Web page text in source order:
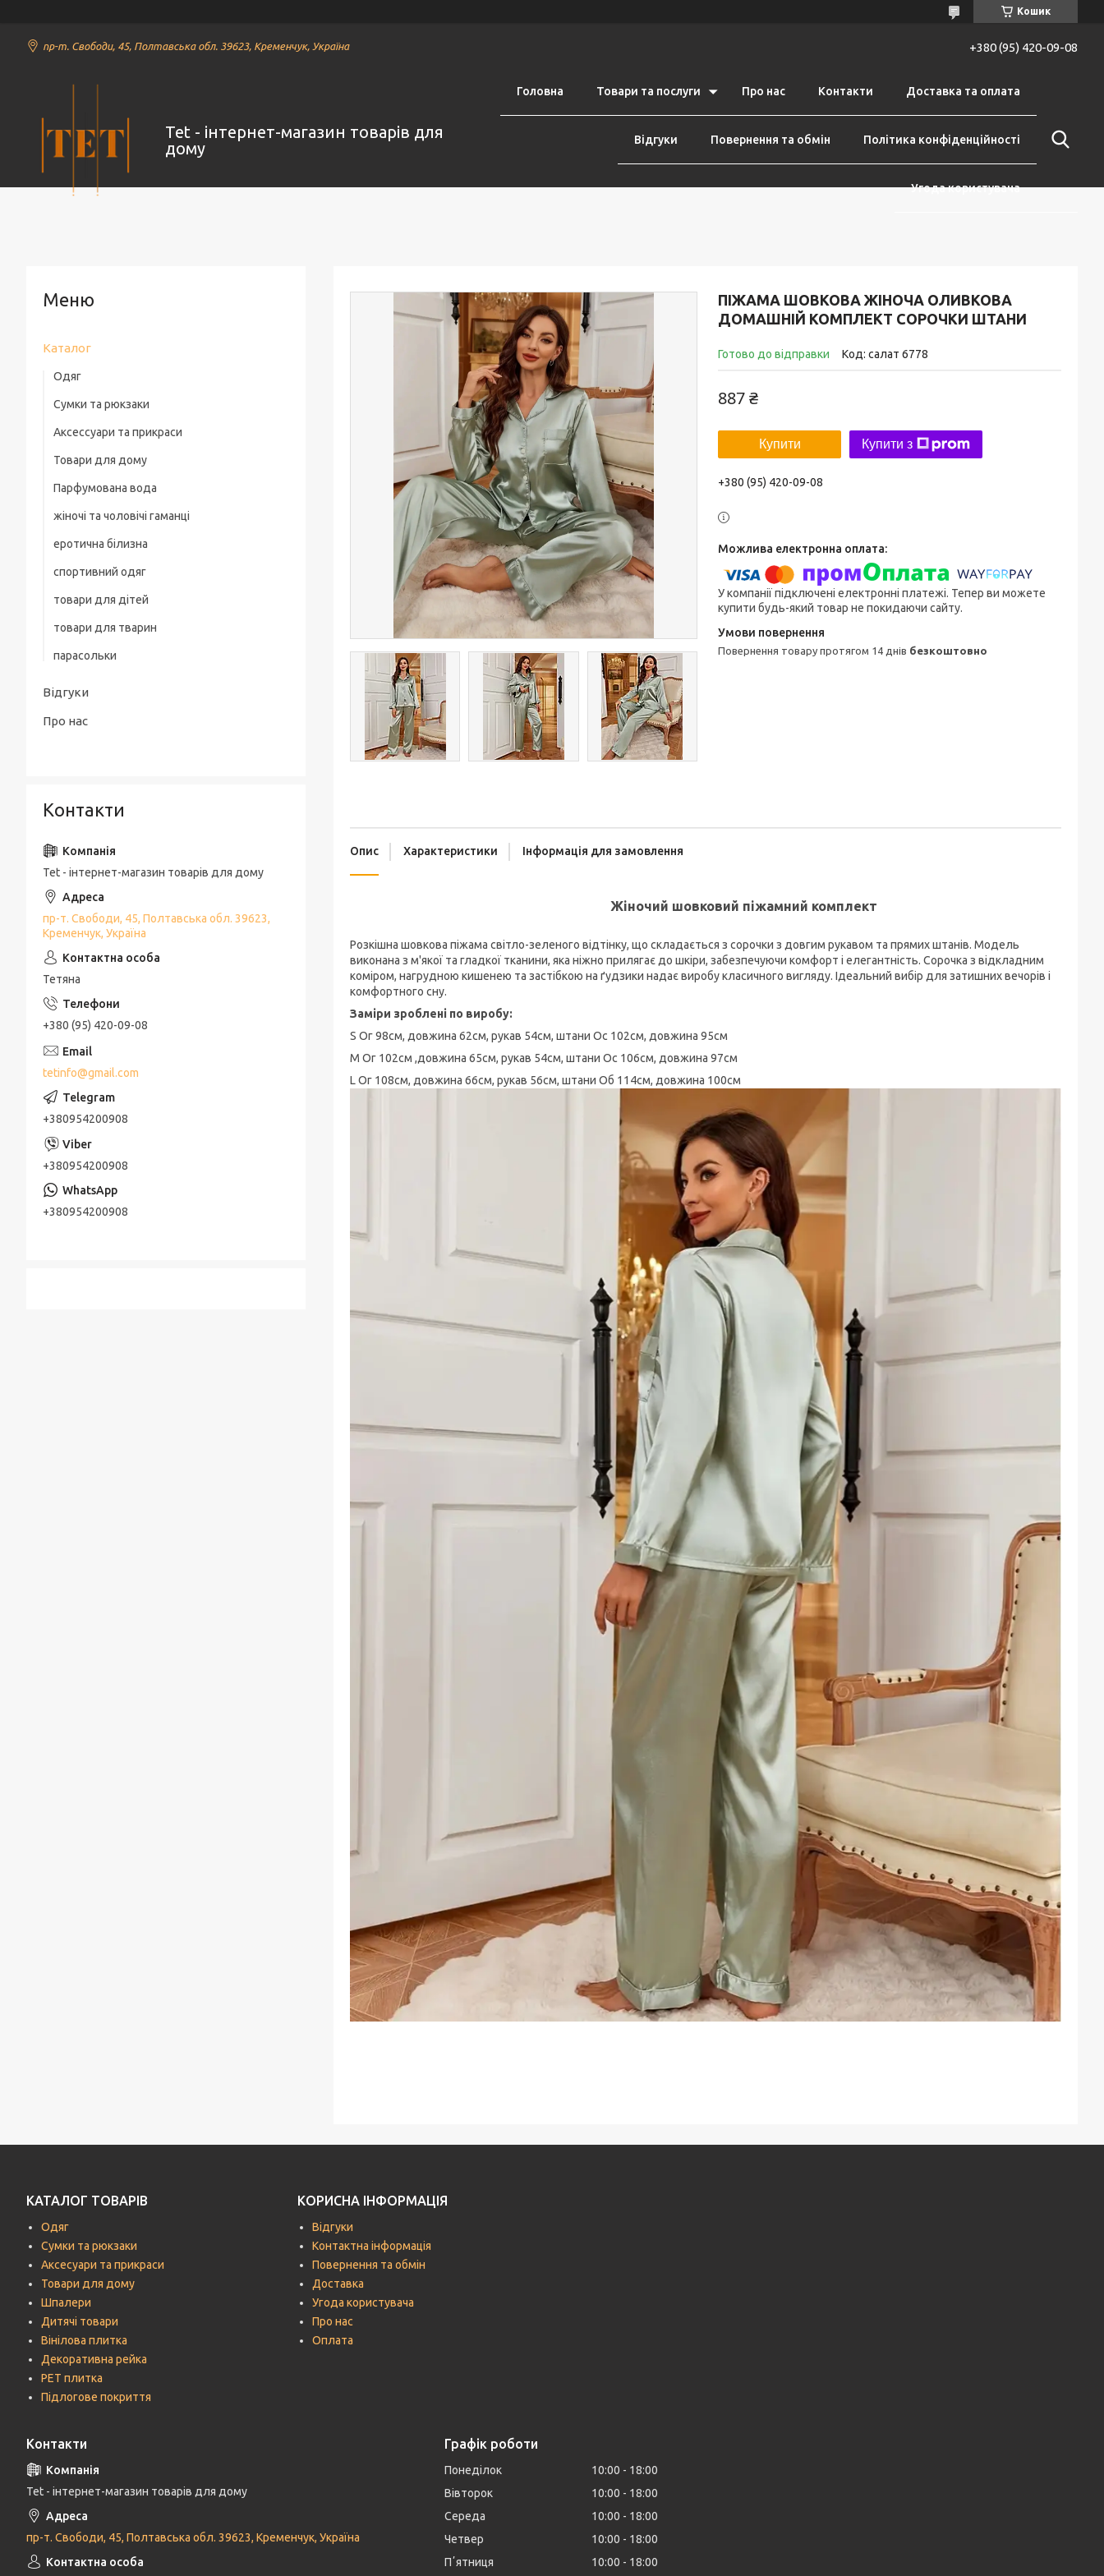
Кошик
пр-т. Свободи, 45, Полтавська обл. 39623, Кременчук, Україна +380 (95) 420-09-08
Tet - інтернет-магазин товарів для
дому
Головна Товари та послуги Про нас Контакти Доставка та оплата
Відгуки Повернення та обмін Політика конфіденційності
Угода користувача
ПІЖАМА ШОВКОВА ЖІНОЧА ОЛИВКОВА
ДОМАШНІЙ КОМПЛЕКТ СОРОЧКИ ШТАНИ
Готово до відправки Код: салат 6778
887 ₴
Купити Купити з
+380 (95) 420-09-08
У компанії підключені електронні платежі. Тепер ви можете
купити будь-який товар не покидаючи сайту.
повернення товару протягом 14 днів безкоштовно
Опис Характеристики Інформація для замовлення
Жіночий шовковий піжамний комплект
Розкішна шовкова піжама світло-зеленого відтінку, що складається з сорочки з довгим рукавом та прямих штанів. Модель
виконана з м'якої та гладкої тканини, яка ніжно прилягає до шкіри, забезпечуючи комфорт і елегантність. Сорочка з відкладним
коміром, нагрудною кишенею та застібкою на ґудзики надає виробу класичного вигляду. Ідеальний вибір для затишних вечорів і
комфортного сну.
Заміри зроблені по виробу:
S Ог 98см, довжина 62см, рукав 54см, штани Ос 102см, довжина 95см
М Ог 102см ,довжина 65см, рукав 54см, штани Ос 106см, довжина 97см
L Ог 108см, довжина 66см, рукав 56см, штани Об 114см, довжина 100см
Каталог
Одяг
Жіночий одяг
Жіночі піжами
Сумки та рюкзаки
Аксессуари та прикраси
Біжутерія
Товари для дому
Парфумована вода
жіночі та чоловічі гаманці
еротична білизна
спортивний одяг
товари для дітей
товари для тварин
парасольки
Відгуки
Про нас
Контакти
Tet - інтернет-магазин товарів для дому
пр-т. Свободи, 45, Полтавська обл. 39623,
Кременчук, Україна
Тетяна
+380 (95) 420-09-08
tetinfo@gmail.com
+380954200908
+380954200908
+380954200908
КАТАЛОГ ТОВАРІВ
Одяг
Сумки та рюкзаки
Аксесуари та прикраси
Товари для дому
Шпалери
Дитячі товари
Вінілова плитка
Декоративна рейка
РЕТ плитка
Підлогове покриття
КОРИСНА ІНФОРМАЦІЯ
Відгуки
Контактна інформація
Повернення та обмін
Доставка
Угода користувача
Про нас
Оплата
Контакти
Tet - інтернет-магазин товарів для дому
пр-т. Свободи, 45, Полтавська обл. 39623, Кременчук, Україна
Графік роботи
Понеділок 10:00
18:00
Вівторок
10:00
18:00
Середа
10:00
18:00
Четвер
10:00
18:00
Пʼятниця
10:00
18:00